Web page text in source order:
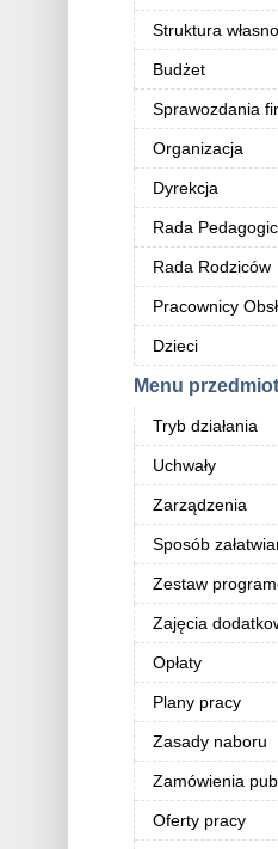
Struktura
Budżet
Sprawozdania
Organizacja
Dyrekcja
Rada
Rada Rodziców
Pracownicy
Dzieci
Menu
Tryb działania
Uchwały
Zarządzenia
Sposób
Zestaw
Zajęcia
Opłaty
Plany pracy
Zasady naboru
Zamówienia
Oferty pracy